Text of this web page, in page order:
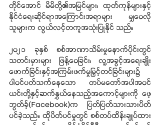
တိုင်အောင် မိမိတို့၏အမြင်များ၊ ထုတ်ကုန်များနှင့်
နိုင်ငံရေးဆိုင်ရာအကြောင်းအရာများ မျှဝေလို
သူများက လွယ်လင့်တကူအသုံးပြုနိုင် သည်။
၂၀၂၁ ခုနှစ် စစ်အာဏာသိမ်းမှုနောက်ပိုင်းတွင်
သတင်းမှားများ ဖြန့်ဝေခြင်း၊ လူ့အခွင့်အရေးချိုး
ဖောက်ခြင်းနှင့်အကြမ်းဖက်မှုမြှင့်တင်ခြင်းများ၌
ပါဝင်ပတ်သက်နေသော တပ်မတော်အပါအဝင်
ယင်းတို့နှင့်ဆက်နွှယ်နေသည့်အကောင့်များကို ဖေ့
ဘွတ်ခ့်(Facebook)က ပြတ်ပြတ်သားသားပိတ်
ပင်ခဲ့သည်။ ထိုပိတ်ပင်မှုတွင် စစ်တပ်ထိန်းချုပ်ထား